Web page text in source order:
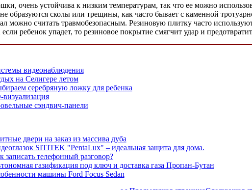
очень устойчива к низким температурам, так что ее можно
образуются сколы или трещины, как часто бывает с каменной
можно считать травмобезопасным. Резиновую плитку часто
ребенок упадет, то резиновое покрытие смягчит удар и
видеонаблюдения
на Селигере летом
серебряную ложку для ребенка
визуализация
сэндвич-панели
двери на заказ из массива дуба
SITITEK "PentaLux" – идеальная защита для дома.
записать телефонный разговор?
газификация под ключ и доставка газа Пропан-Бутан
машины Ford Focus Sedan